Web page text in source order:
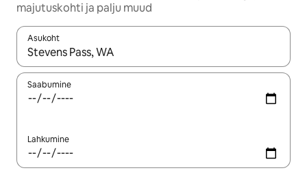
majutuskohti ja palju muud
Asukoht
Kui tulemused on kuvatud, liigu ekraanil nooleklahvidega või
Saabumine
Lahkumine